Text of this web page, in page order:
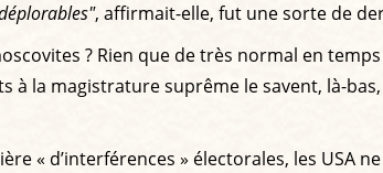
, affirmait-elle, fut une sorte de
? Rien que de très normal en
à la magistrature suprême le savent, là-
« d’interférences » électorales, les USA